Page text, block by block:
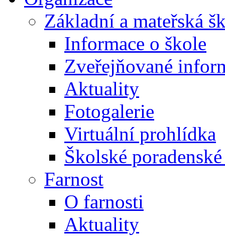
Základní a mateřská
Informace o škole
Zveřejňované
Aktuality
Fotogalerie
Virtuální prohlídka
Školské
Farnost
O farnosti
Aktuality